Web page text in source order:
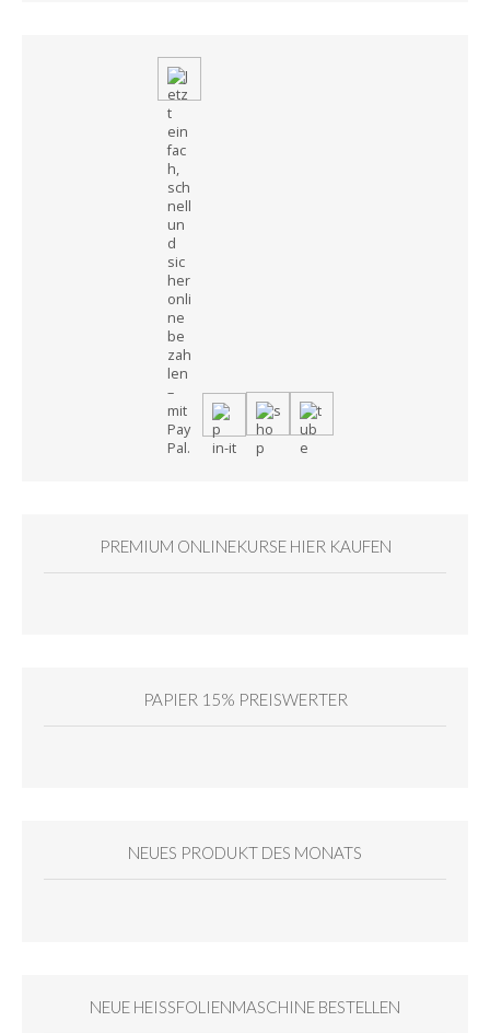
PREMIUM ONLINEKURSE HIER KAUFEN
PAPIER 15% PREISWERTER
NEUES PRODUKT DES MONATS
NEUE HEISSFOLIENMASCHINE BESTELLEN